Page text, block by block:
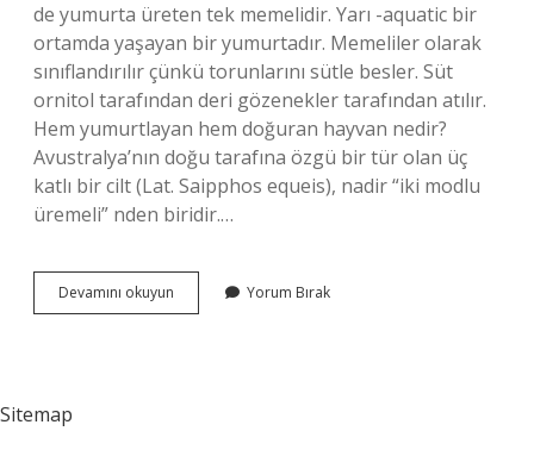
de yumurta üreten tek memelidir. Yarı -aquatic bir
ortamda yaşayan bir yumurtadır. Memeliler olarak
sınıflandırılır çünkü torunlarını sütle besler. Süt
ornitol tarafından deri gözenekler tarafından atılır.
Hem yumurtlayan hem doğuran hayvan nedir?
Avustralya’nın doğu tarafına özgü bir tür olan üç
katlı bir cilt (Lat. Saipphos equeis), nadir “iki modlu
üremeli” nden biridir.…
Devamını okuyun
Yumurtanın
Yorum Bırak
Sitemap